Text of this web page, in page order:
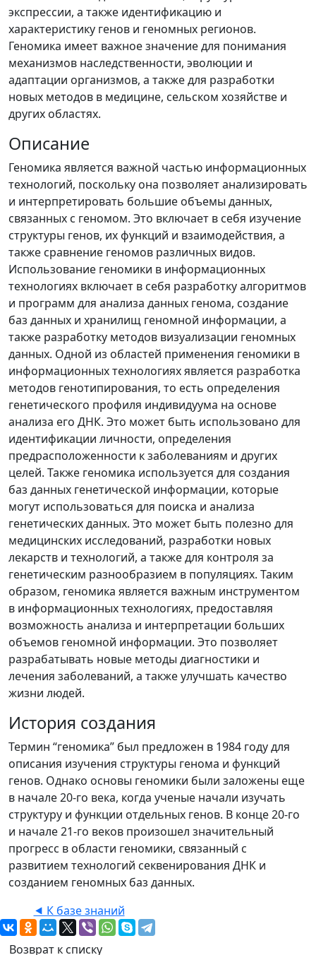
экспрессии, а также идентификацию и
характеристику генов и геномных регионов.
Геномика имеет важное значение для понимания
механизмов наследственности, эволюции и
адаптации организмов, а также для разработки
новых методов в медицине, сельском хозяйстве и
других областях.
Описание
Геномика является важной частью информационных
технологий, поскольку она позволяет анализировать
и интерпретировать большие объемы данных,
связанных с геномом. Это включает в себя изучение
структуры генов, их функций и взаимодействия, а
также сравнение геномов различных видов.
Использование геномики в информационных
технологиях включает в себя разработку алгоритмов
и программ для анализа данных генома, создание
баз данных и хранилищ геномной информации, а
также разработку методов визуализации геномных
данных. Одной из областей применения геномики в
информационных технологиях является разработка
методов генотипирования, то есть определения
генетического профиля индивидуума на основе
анализа его ДНК. Это может быть использовано для
идентификации личности, определения
предрасположенности к заболеваниям и других
целей. Также геномика используется для создания
баз данных генетической информации, которые
могут использоваться для поиска и анализа
генетических данных. Это может быть полезно для
медицинских исследований, разработки новых
лекарств и технологий, а также для контроля за
генетическим разнообразием в популяциях. Таким
образом, геномика является важным инструментом
в информационных технологиях, предоставляя
возможность анализа и интерпретации больших
объемов геномной информации. Это позволяет
разрабатывать новые методы диагностики и
лечения заболеваний, а также улучшать качество
жизни людей.
История создания
Термин “геномика” был предложен в 1984 году для
описания изучения структуры генома и функций
генов. Однако основы геномики были заложены еще
в начале 20-го века, когда ученые начали изучать
структуру и функции отдельных генов. В конце 20-го
и начале 21-го веков произошел значительный
прогресс в области геномики, связанный с
развитием технологий секвенирования ДНК и
созданием геномных баз данных.
⯇ К базе знаний
Возврат к списку